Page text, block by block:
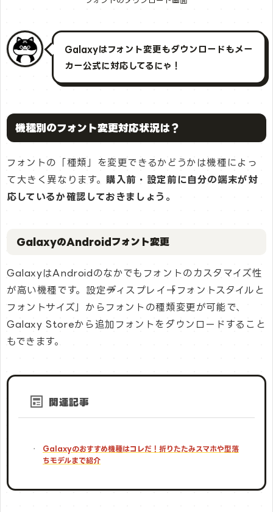
Galaxyはフォント変更もダウンロードもメー
カー公式に対応してるにゃ！
機種別のフォント変更対応状況は？
フォントの「種類」を変更できるかどうかは機種によっ
て大きく異なります。 購入前・設定前に自分の端末が対
応しているか確認しておきましょう。
GalaxyのAndroidフォント変更
GalaxyはAndroidのなかでもフォントのカスタマイズ性
が高い機種です。設定→ディスプレイ→「フォントスタイルと
フォントサイズ」からフォントの種類変更が可能で、
Galaxy Storeから追加フォントをダウンロードすること
もできます。
関連記事
Galaxyのおすすめ機種はコレだ！折りたたみスマホや型落
ちモデルまで紹介